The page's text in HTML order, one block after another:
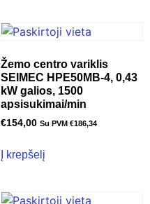
Žemo centro variklis
SEIMEC HPE50MB-4, 0,43
kW galios, 1500
apsisukimai/min
€154,00 Su PVM €186,34
Į krepšelį